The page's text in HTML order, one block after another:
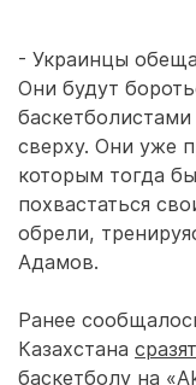
- Украинцы
Они будут
сверху. Они уже
которым тогда
похвастаться
обрели,
Адамов.
Ранее
Казахстана
баскетболу на